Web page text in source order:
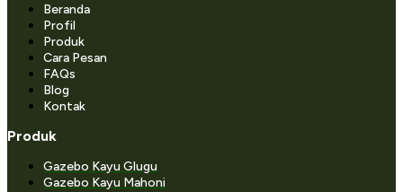
Beranda
Profil
Produk
Cara Pesan
FAQs
Blog
Kontak
Produk
Gazebo Kayu Glugu
Gazebo Kayu Mahoni